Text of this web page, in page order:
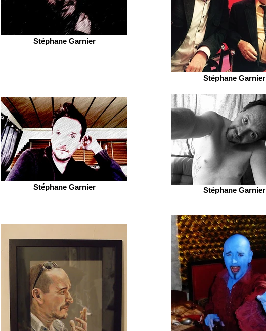
Stéphane Garnier
Stéphane Garnier
Stéphane Garnier Stéphane Garnier